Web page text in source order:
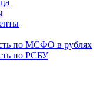
по МСФО в рублях
по РСБУ